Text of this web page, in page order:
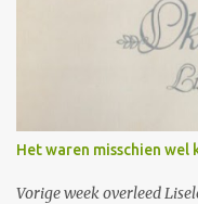
Het waren misschien
Vorige week overleed